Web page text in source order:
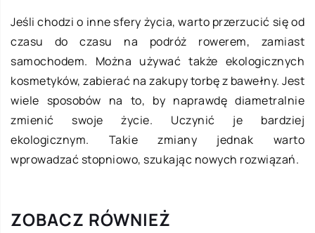
Jeśli chodzi o inne sfery życia, warto przerzucić się od
czasu do czasu na podróż rowerem, zamiast
samochodem. Można używać także ekologicznych
kosmetyków, zabierać na zakupy torbę z bawełny. Jest
wiele sposobów na to, by naprawdę diametralnie
zmienić swoje życie. Uczynić je bardziej
ekologicznym. Takie zmiany jednak warto
wprowadzać stopniowo, szukając nowych rozwiązań.
ZOBACZ RÓWNIEŻ